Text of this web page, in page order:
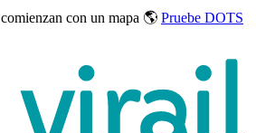
comienzan con un mapa 🌎 Pruebe DOTS